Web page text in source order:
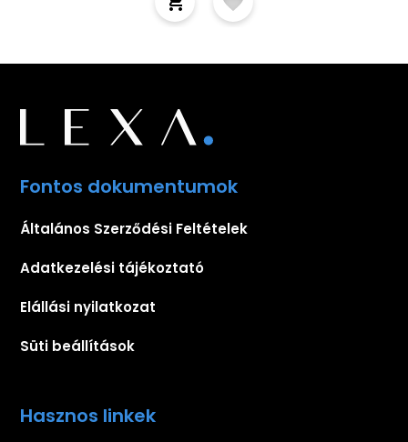
Fontos dokumentumok
Általános Szerződési Feltételek
Adatkezelési tájékoztató
Elállási nyilatkozat
Süti beállítások
Hasznos linkek